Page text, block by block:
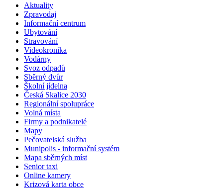
Aktuality
Zpravodaj
Informační centrum
Ubytování
Stravování
Videokronika
Vodárny
Svoz odpadů
Sběrný dvůr
Školní jídelna
Česká Skalice 2030
Regionální spolupráce
Volná místa
Firmy a podnikatelé
Mapy
Pečovatelská služba
Munipolis - informační systém
Mapa sběrných míst
Senior taxi
Online kamery
Krizová karta obce